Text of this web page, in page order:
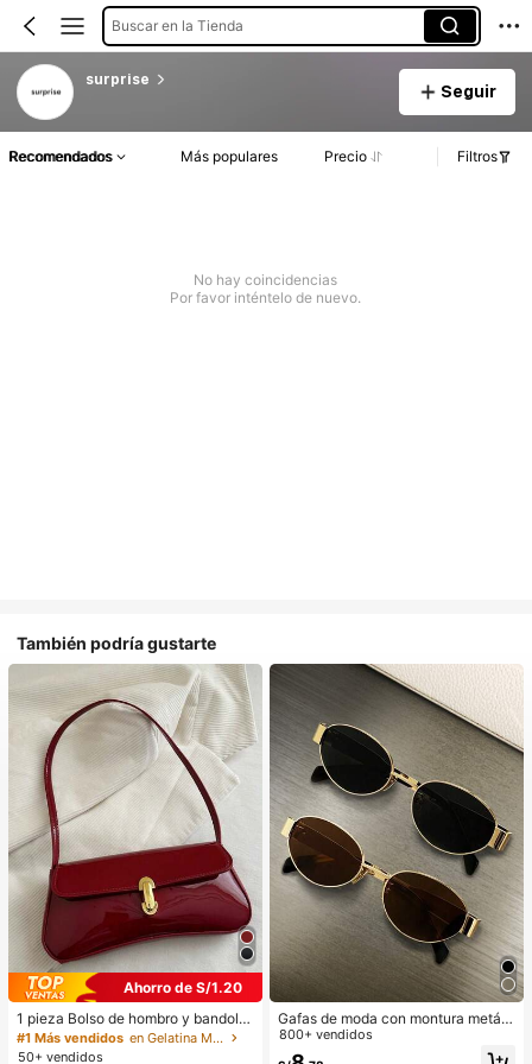
Buscar en la Tienda
surprise
Seguir
Recomendados Más populares Precio Filtros
No hay coincidencias
Por favor inténtelo de nuevo.
También podría gustarte
Ahorro de S/1.20
1 pieza Bolso de hombro y bandoler
a de cuero sintético aceitado retro
para mujer, adecuado para citas, sa
#1 Más vendidos
en Gelatina Monedero
50+ vendidos
Gafas de moda con montura metáli
ca ovalada/poligonal (media montu
ra), adecuadas para uso diario y act
800+ vendidos